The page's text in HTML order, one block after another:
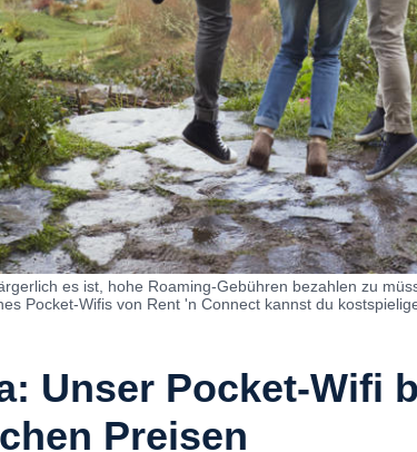
es ist, hohe Roaming-Gebühren bezahlen zu
Pocket-Wifis von Rent 'n Connect kannst du
Unser Pocket-Wifi
Preisen